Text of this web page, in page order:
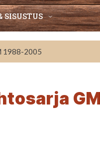
1988-2005